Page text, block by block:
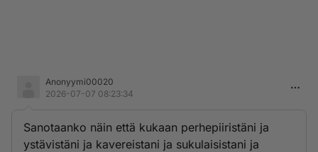
Anonyymi00020
2026-07-07 08:23:34
Sanotaanko näin että kukaan perhepiiristäni ja
ystävistäni ja kavereistani ja sukulaisistani ja